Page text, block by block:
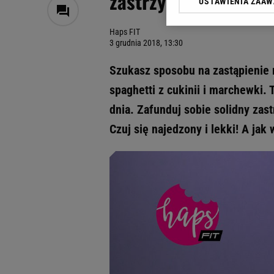
Haps FIT
3 grudnia 2018, 13:30
Szukasz sposobu na
spaghetti z cukinii i marchewki.
dnia. Zafunduj sobie solidny
Czuj się najedzony i lekki! A jak
Klikając „Akceptuję”
odnośnik „Ustawienia
My, nasi Zaufani
Użycie dokładnych
Przechowywanie
badnie odbiorców i